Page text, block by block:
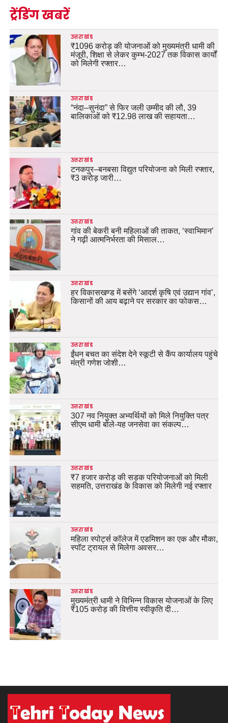
ट्रेंडिंग खबरें
उत्तराखंड
₹1096 करोड़ की योजनाओं को मुख्यमंत्री धामी की
मंजूरी, शिक्षा से लेकर कुम्भ-2027 तक विकास कार्यों
को मिलेगी रफ्तार…
उत्तराखंड
“नंदा–सुनंदा” से फिर जली उम्मीद की लौ, 39
बालिकाओं को ₹12.98 लाख की सहायता…
उत्तराखंड
टनकपुर–बनबसा विद्युत परियोजना को मिली रफ्तार,
₹3 करोड़ जारी…
उत्तराखंड
गांव की बेकरी बनी महिलाओं की ताकत, ‘स्वाभिमान’
ने गढ़ी आत्मनिर्भरता की मिसाल…
उत्तराखंड
हर विकासखण्ड में बसेंगे ‘आदर्श कृषि एवं उद्यान गांव’,
किसानों की आय बढ़ाने पर सरकार का फोकस…
उत्तराखंड
ईंधन बचत का संदेश देने स्कूटी से कैंप कार्यालय पहुंचे
मंत्री गणेश जोशी…
उत्तराखंड
307 नव नियुक्त अभ्यर्थियों को मिले नियुक्ति पत्र
सीएम धामी बोले-यह जनसेवा का संकल्प…
उत्तराखंड
₹7 हजार करोड़ की सड़क परियोजनाओं को मिली
सहमति, उत्तराखंड के विकास को मिलेगी नई रफ्तार
उत्तराखंड
महिला स्पोर्ट्स कॉलेज में एडमिशन का एक और मौका,
स्पॉट ट्रायल से मिलेगा अवसर…
उत्तराखंड
मुख्यमंत्री धामी ने विभिन्न विकास योजनाओं के लिए
₹105 करोड़ की वित्तीय स्वीकृति दी…